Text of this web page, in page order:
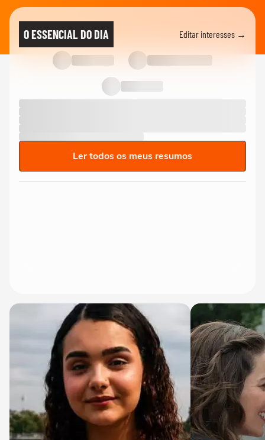
O ESSENCIAL DO DIA Editar interesses →
Ler todos os meus resumos